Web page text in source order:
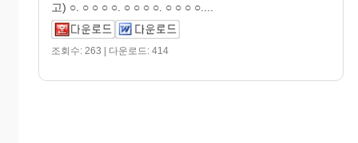
고) ○. ○ ○ ○ ○. ○ ○ ○ ○. ○ ○ ○ ○....
조회수: 263 | 다운로드: 414